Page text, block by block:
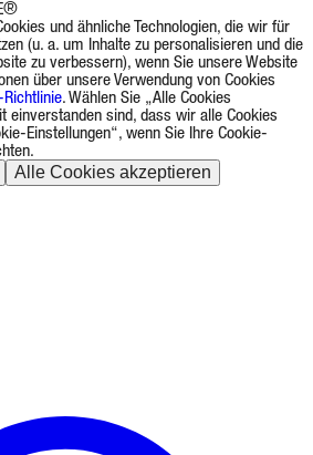
und ähnliche Technologien, die wir für
(u. a. um Inhalte zu personalisieren und die
zu verbessern), wenn Sie unsere Website
über unsere Verwendung von Cookies
. Wählen Sie „Alle Cookies
einverstanden sind, dass wir alle Cookies
Einstellungen“, wenn Sie Ihre Cookie-
Alle Cookies akzeptieren